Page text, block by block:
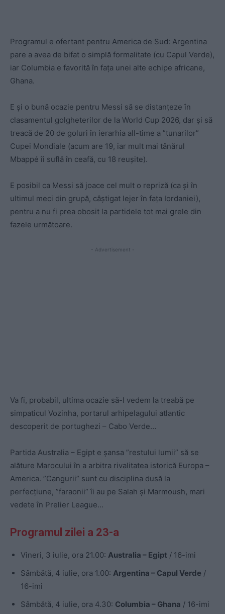
Programul e ofertant pentru America de Sud: Argentina
pare a avea de bifat o simplă formalitate (cu Capul Verde),
iar Columbia e favorită în fața unei alte echipe africane,
Ghana.
E și o bună ocazie pentru Messi să se distanțeze în
clasamentul golgheterilor de la World Cup 2026, dar și să
treacă de 20 de goluri în ierarhia all-time a ”tunarilor”
Cupei Mondiale (acum are 19, iar mult mai tânărul
Mbappé îi suflă în ceafă, cu 18 reușite).
E posibil ca Messi să joace cel mult o repriză (ca și în
ultimul meci din grupă, câștigat lejer în fața Iordaniei),
pentru a nu fi prea obosit la partidele tot mai grele din
fazele următoare.
- Advertisement -
Va fi, probabil, ultima ocazie să-l vedem la treabă pe
simpaticul Vozinha, portarul arhipelagului atlantic
descoperit de portughezi – Cabo Verde…
Partida Australia – Egipt e șansa ”restului lumii” să se
alăture Marocului în a arbitra rivalitatea istorică Europa –
America. ”Cangurii” sunt cu disciplina dusă la
perfecțiune, ”faraonii” îi au pe Salah și Marmoush, mari
vedete în Prelier League…
Programul zilei a 23-a
Vineri, 3 iulie, ora 21.00: Australia – Egipt / 16-imi
Sâmbătă, 4 iulie, ora 1.00: Argentina – Capul Verde /
16-imi
Sâmbătă, 4 iulie, ora 4.30: Columbia – Ghana / 16-imi